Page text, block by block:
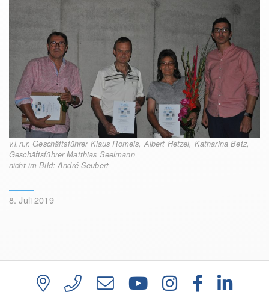
v.l.n.r. Geschäftsführer Klaus Romeis, Albert Hetzel, Katharina Betz,
Geschäftsführer Matthias Seelmann
nicht im Bild: André Seubert
8. Juli 2019